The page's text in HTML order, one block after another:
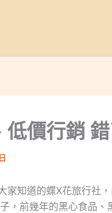
價行銷
家知道的蝶X花旅行社
，前幾年的黑心食品